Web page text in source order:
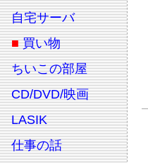
自宅サーバ
■ 買い物
ちいこの部屋
CD/DVD/映画
LASIK
仕事の話